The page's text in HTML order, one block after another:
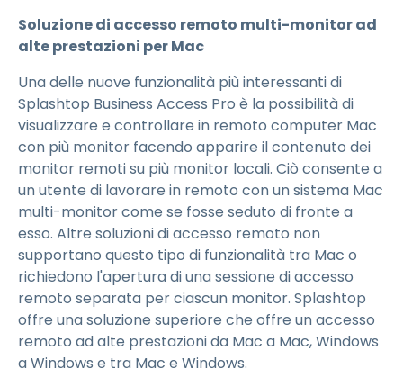
Soluzione di accesso remoto multi-monitor ad
alte prestazioni per Mac
Una delle nuove funzionalità più interessanti di
Splashtop Business Access Pro è la possibilità di
visualizzare e controllare in remoto computer Mac
con più monitor facendo apparire il contenuto dei
monitor remoti su più monitor locali. Ciò consente a
un utente di lavorare in remoto con un sistema Mac
multi-monitor come se fosse seduto di fronte a
esso. Altre soluzioni di accesso remoto non
supportano questo tipo di funzionalità tra Mac o
richiedono l'apertura di una sessione di accesso
remoto separata per ciascun monitor. Splashtop
offre una soluzione superiore che offre un accesso
remoto ad alte prestazioni da Mac a Mac, Windows
a Windows e tra Mac e Windows.